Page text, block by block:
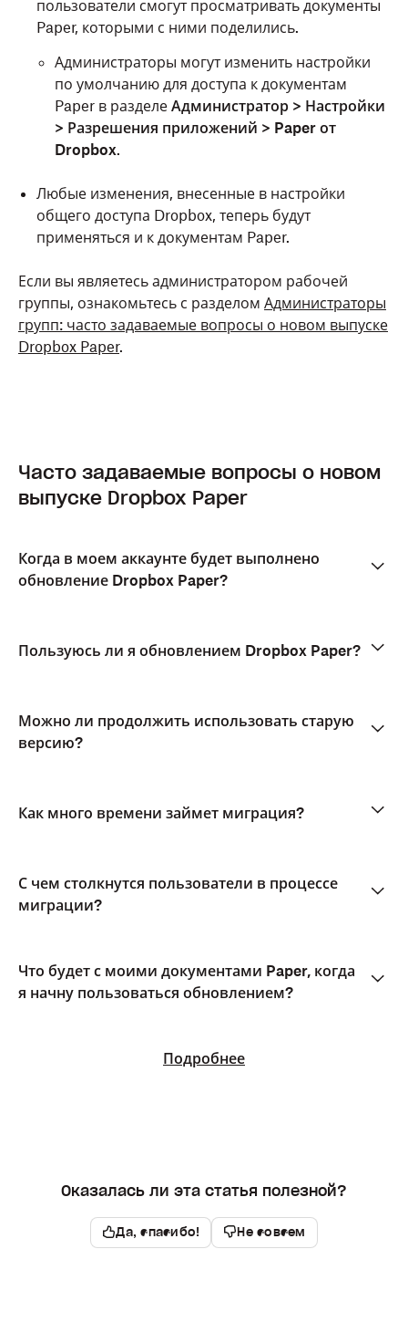
пользователи смогут просматривать документы
Paper, которыми с ними поделились.
Администраторы могут изменить настройки
по умолчанию для доступа к документам
Paper в разделе Администратор > Настройки
> Разрешения приложений > Paper от
Dropbox.
Любые изменения, внесенные в настройки
общего доступа Dropbox, теперь будут
применяться и к документам Paper.
Если вы являетесь администратором рабочей
группы, ознакомьтесь с разделом Администраторы
групп: часто задаваемые вопросы о новом выпуске
Dropbox Paper.
Часто задаваемые вопросы о новом
выпуске Dropbox Paper
Когда в моем аккаунте будет выполнено
обновление Dropbox Paper?
Пользуюсь ли я обновлением Dropbox Paper?
Можно ли продолжить использовать старую
версию?
Как много времени займет миграция?
С чем столкнутся пользователи в процессе
миграции?
Что будет с моими документами Paper, когда
я начну пользоваться обновлением?
Подробнее
Оказалась ли эта статья полезной?
Да, спасибо! Не совсем